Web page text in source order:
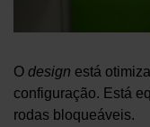
O design está
configuração. Está
rodas bloqueáveis.